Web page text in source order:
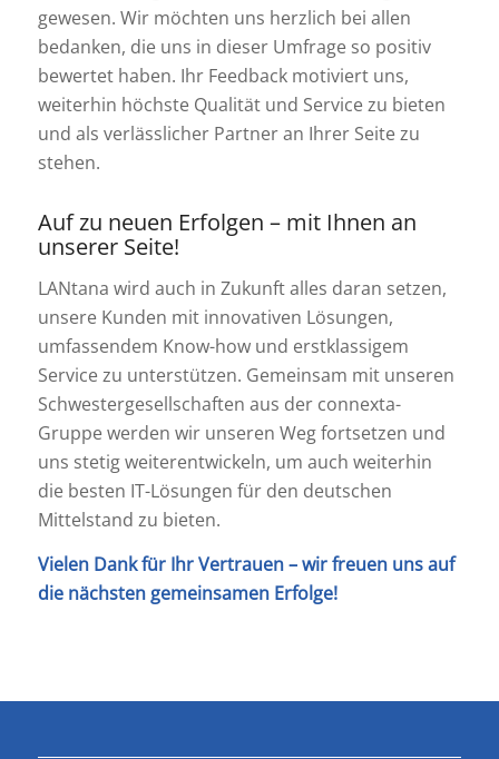
gewesen. Wir möchten uns herzlich bei allen
bedanken, die uns in dieser Umfrage so positiv
bewertet haben. Ihr Feedback motiviert uns,
weiterhin höchste Qualität und Service zu bieten
und als verlässlicher Partner an Ihrer Seite zu
stehen.
Auf zu neuen Erfolgen – mit Ihnen an
unserer Seite!
LANtana wird auch in Zukunft alles daran setzen,
unsere Kunden mit innovativen Lösungen,
umfassendem Know-how und erstklassigem
Service zu unterstützen. Gemeinsam mit unseren
Schwestergesellschaften aus der connexta-
Gruppe werden wir unseren Weg fortsetzen und
uns stetig weiterentwickeln, um auch weiterhin
die besten IT-Lösungen für den deutschen
Mittelstand zu bieten.
Vielen Dank für Ihr Vertrauen – wir freuen uns auf
die nächsten gemeinsamen Erfolge!